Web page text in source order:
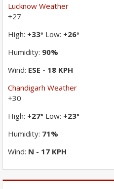
Lucknow Weather
+27
High: +33° Low: +26°
Humidity: 90%
Wind: ESE - 18 KPH
Chandigarh Weather
+30
High: +27° Low: +23°
Humidity: 71%
Wind: N - 17 KPH